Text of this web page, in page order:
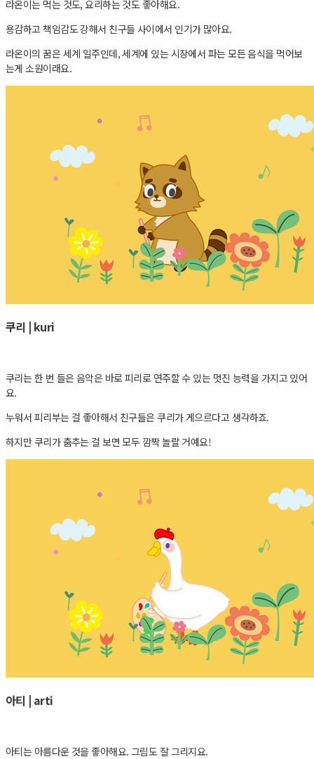
라온이는 먹는 것도, 요리하는 것도 좋아해요.
용감하고 책임감도 강해서 친구들 사이에서 인기가 많아요.
라온이의 꿈은 세계 일주인데, 세계에 있는 시장에서 파는 모든 음식을 먹어보
는게 소원이래요.
쿠리 | kuri
쿠리는 한 번 들은 음악은 바로 피리로 연주할 수 있는 멋진 능력을 가지고 있어
요.
누워서 피리부는 걸 좋아해서 친구들은 쿠리가 게으르다고 생각하죠.
하지만 쿠리가 춤추는 걸 보면 모두 깜짝 놀랄 거예요!
아티 | arti
아티는 아름다운 것을 좋아해요. 그림도 잘 그리지요.